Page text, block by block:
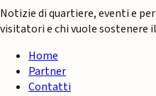
Notizie di quartiere, eventi e
visitatori e chi vuole sostenere
Home
Partner
Contatti